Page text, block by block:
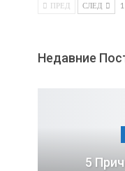
ПРЕД СЛЕД
Недавние
5